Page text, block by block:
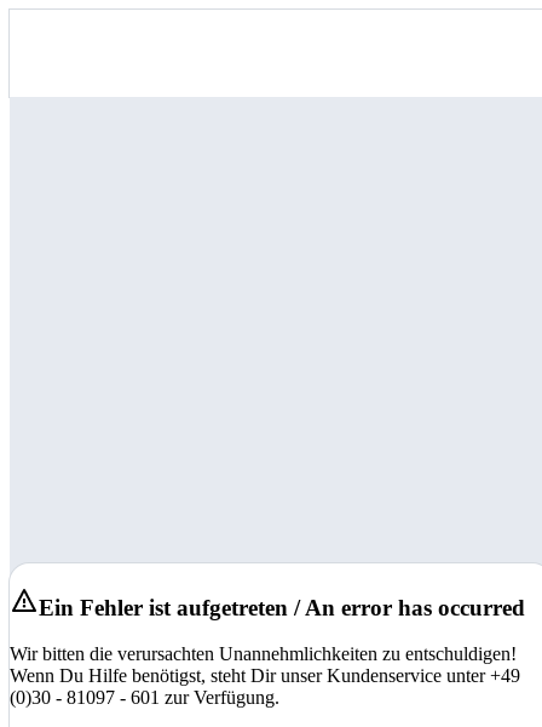
Ein Fehler ist aufgetreten / An error has occurred
Wir bitten die verursachten Unannehmlichkeiten zu entschuldigen!
Wenn Du Hilfe benötigst, steht Dir unser Kundenservice unter +49
(0)30 - 81097 - 601 zur Verfügung.